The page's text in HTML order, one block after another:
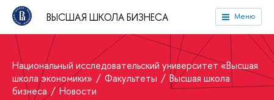
ВЫСШАЯ ШКОЛА БИЗНЕСА Меню
Национальный исследовательский университет «Высшая
школа экономики»
Факультеты
Высшая школа
бизнеса
Новости